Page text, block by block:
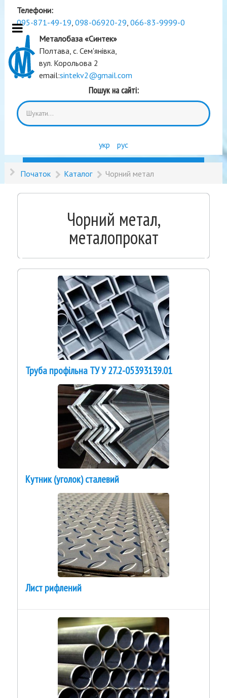
Телефони:
095-871-49-19, 098-06920-29, 066-83-9999-0
Металобаза «Синтек»
Полтава, с. Сем'янівка,
вул. Корольова 2
email:sintekv2@gmail.com
Пошук на сайті:
укр рус
Початок Каталог Чорний метал
Чорний метал,
металопрокат
Труба профільна ТУ У 27.2-05393139.01
Кутник (уголок) сталевий
Лист рифлений